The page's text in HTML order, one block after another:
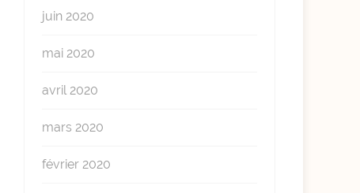
juin 2020
mai 2020
avril 2020
mars 2020
février 2020